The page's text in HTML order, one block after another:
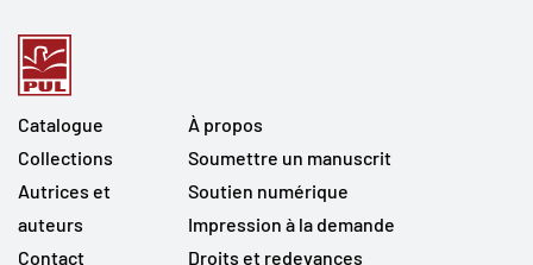
Catalogue
Collections
Autrices et
auteurs
Contact
À propos
Soumettre un manuscrit
Soutien numérique
Impression à la demande
Droits et redevances